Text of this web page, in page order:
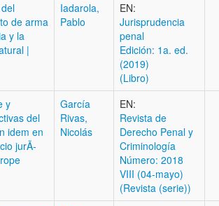
de arma
y la
|
Iadarola,
Pablo
EN:
Jurisprudencia
penal
Edición: 1a. ed.
(2019)
(Libro)
y
del
idem en
jurÃ­
García
Rivas,
Nicolás
EN:
Revista de
Derecho Penal y
Criminologí­a
Número: 2018
VIII (04-mayo)
(Revista (serie))